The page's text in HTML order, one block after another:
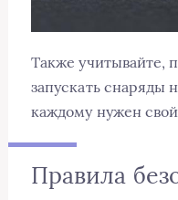
Также учитывайте,
запускать снаряды
каждому нужен
Правила